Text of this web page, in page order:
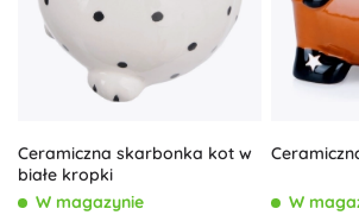
Ceramiczna skarbonka kot w
białe kropki
W magazynie
W